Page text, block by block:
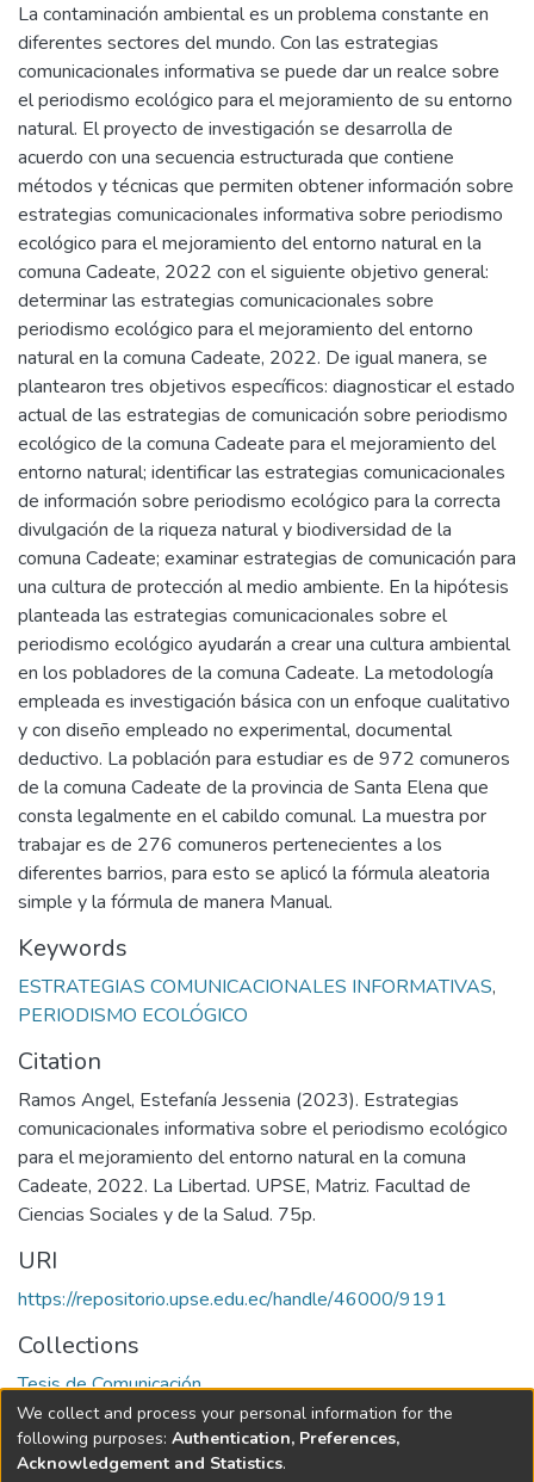
La contaminación ambiental es un problema constante en
diferentes sectores del mundo. Con las estrategias
comunicacionales informativa se puede dar un realce sobre
el periodismo ecológico para el mejoramiento de su entorno
natural. El proyecto de investigación se desarrolla de
acuerdo con una secuencia estructurada que contiene
métodos y técnicas que permiten obtener información sobre
estrategias comunicacionales informativa sobre periodismo
ecológico para el mejoramiento del entorno natural en la
comuna Cadeate, 2022 con el siguiente objetivo general:
determinar las estrategias comunicacionales sobre
periodismo ecológico para el mejoramiento del entorno
natural en la comuna Cadeate, 2022. De igual manera, se
plantearon tres objetivos específicos: diagnosticar el estado
actual de las estrategias de comunicación sobre periodismo
ecológico de la comuna Cadeate para el mejoramiento del
entorno natural; identificar las estrategias comunicacionales
de información sobre periodismo ecológico para la correcta
divulgación de la riqueza natural y biodiversidad de la
comuna Cadeate; examinar estrategias de comunicación para
una cultura de protección al medio ambiente. En la hipótesis
planteada las estrategias comunicacionales sobre el
periodismo ecológico ayudarán a crear una cultura ambiental
en los pobladores de la comuna Cadeate. La metodología
empleada es investigación básica con un enfoque cualitativo
y con diseño empleado no experimental, documental
deductivo. La población para estudiar es de 972 comuneros
de la comuna Cadeate de la provincia de Santa Elena que
consta legalmente en el cabildo comunal. La muestra por
trabajar es de 276 comuneros pertenecientes a los
diferentes barrios, para esto se aplicó la fórmula aleatoria
simple y la fórmula de manera Manual.
Keywords
ESTRATEGIAS COMUNICACIONALES INFORMATIVAS,
PERIODISMO ECOLÓGICO
Citation
Ramos Angel, Estefanía Jessenia (2023). Estrategias
comunicacionales informativa sobre el periodismo ecológico
para el mejoramiento del entorno natural en la comuna
Cadeate, 2022. La Libertad. UPSE, Matriz. Facultad de
Ciencias Sociales y de la Salud. 75p.
URI
https://repositorio.upse.edu.ec/handle/46000/9191
Collections
Tesis de Comunicación
Full item page
We collect and process your personal information for the
following purposes: Authentication, Preferences,
Acknowledgement and Statistics.